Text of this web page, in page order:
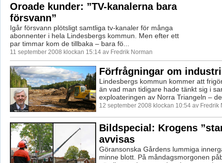
Oroade kunder: ”TV-kanalerna bara
försvann”
Igår försvann plötsligt samtliga tv-kanaler för många
abonnenter i hela Lindesbergs kommun. Men efter ett
par timmar kom de tillbaka – bara fö...
11 september 2008 klockan 15:14 av Fredrik Norman
Förfrågningar om
Lindesbergs kommun kommer att
än vad man tidigare hade tänkt sig i
exploateringen av Norra Triangeln –
12 september 2008 klockan 10:54 av Fredrik
Bildspecial: Krogens
avvisas
Göransonska Gårdens lummiga
minne blott. På måndagsmorgonen